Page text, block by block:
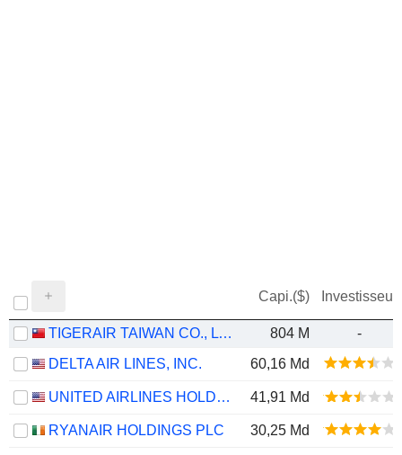
Capi.($) Investisseur
TIGERAIR TAIWAN CO., LTD. 804 M
-
DELTA AIR LINES, INC.
60,16 Md
UNITED AIRLINES HOLDINGS, INC. 41,91 Md
RYANAIR HOLDINGS PLC 30,25 Md